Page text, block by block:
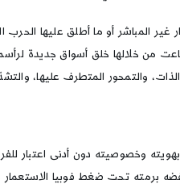
غير المباشر أو ما أطلق عليها
من خلالها خلق أسواق جديدة
والتمحور المتطرف عليها،
وخصوصيته دون أدنى اعتبار
تحت ضغط فوبيا الاستعمار